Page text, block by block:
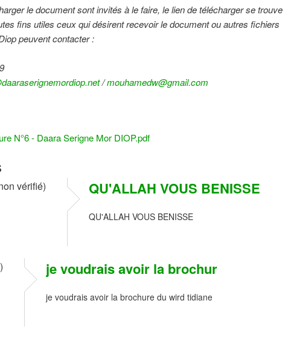
le document sont invités à le faire, le lien de télécharger se trouve
fins utiles ceux qui désirent recevoir le document ou autres fichiers
peuvent contacter :
/mouhamedw@gmail.com
N°6 - Daara Serigne Mor DIOP.pdf
vérifié) QU'ALLAH VOUS BENISSE
QU'ALLAH VOUS BENISSE
je voudrais avoir la brochur
je voudrais avoir la brochure du wird tidiane